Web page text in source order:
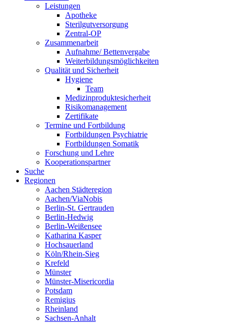
Leistungen
Apotheke
Sterilgutversorgung
Zentral-OP
Zusammenarbeit
Aufnahme/ Bettenvergabe
Weiterbildungsmöglichkeiten
Qualität und Sicherheit
Hygiene
Team
Medizinproduktesicherheit
Risikomanagement
Zertifikate
Termine und Fortbildung
Fortbildungen Psychiatrie
Fortbildungen Somatik
Forschung und Lehre
Kooperationspartner
Suche
Regionen
Aachen Städteregion
Aachen/ViaNobis
Berlin-St. Gertrauden
Berlin-Hedwig
Berlin-Weißensee
Katharina Kasper
Hochsauerland
Köln/Rhein-Sieg
Krefeld
Münster
Münster-Misericordia
Potsdam
Remigius
Rheinland
Sachsen-Anhalt